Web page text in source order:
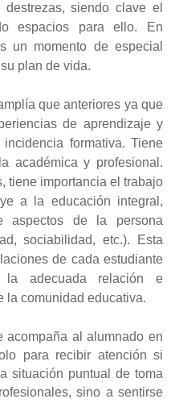
siendo clave el
espacios para ello. En
un momento de especial
plan de vida.
que anteriores ya que
de aprendizaje y
incidencia formativa. Tiene
académica y profesional.
tiene importancia el trabajo
a la educación integral,
aspectos de la persona
sociabilidad, etc.). Esta
de cada estudiante
la adecuada relación e
la comunidad educativa.
acompaña al alumnado en
para recibir atención si
situación puntual de toma
sino a sentirse